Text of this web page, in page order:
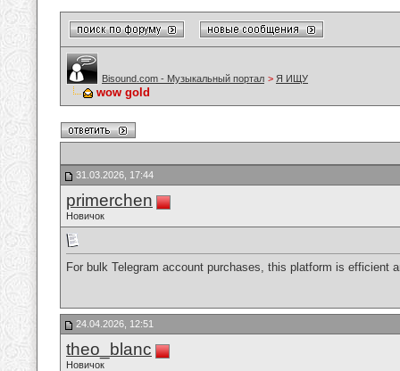
Bisound.com - Музыкальный портал > Я ИЩУ
wow gold
31.03.2026, 17:44
primerchen
Новичок
For bulk Telegram account purchases, this platform is efficient
24.04.2026, 12:51
theo_blanc
Новичок